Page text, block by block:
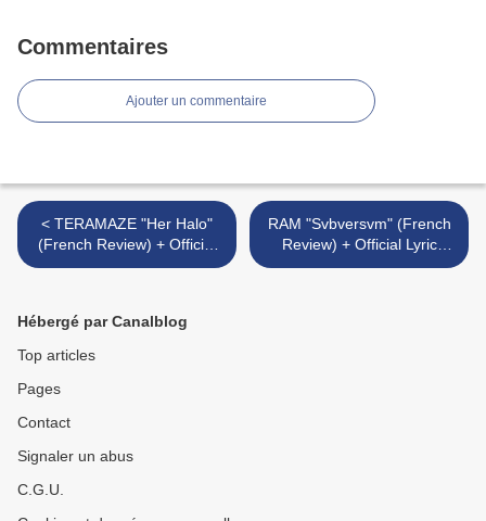
Commentaires
Ajouter un commentaire
< TERAMAZE "Her Halo"
(French Review) + Official
Videos "Her Halo" / "Out Of
RAM "Svbversvm" (French
Review) + Official Lyric
Video "Eyes Of The Night" >
Hébergé par Canalblog
Top articles
Pages
Contact
Signaler un abus
C.G.U.